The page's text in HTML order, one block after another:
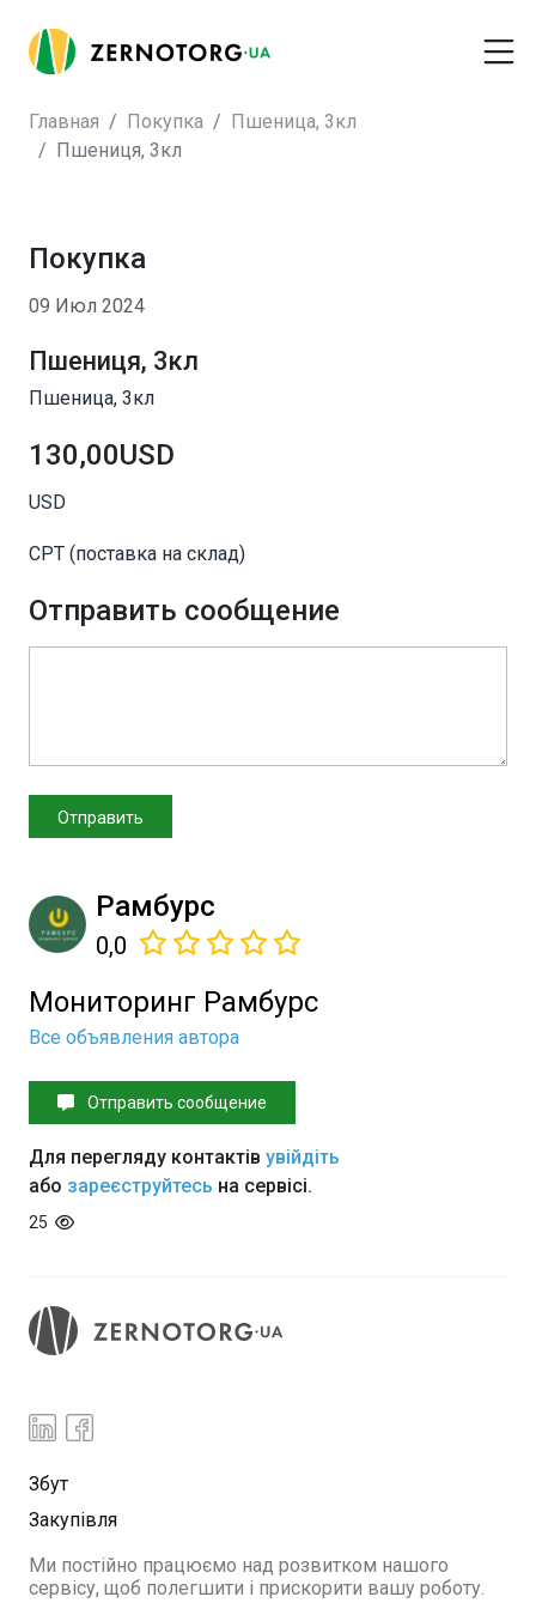
Главная Покупка
Пшеница, 3кл
Пшениця, 3кл
Покупка
09 Июл 2024
Пшениця, 3кл
Пшеница, 3кл
130,00USD
USD
CPT (поставка на склад)
Отправить сообщение
Рамбурс
0,0
Мониторинг Рамбурс
Все объявления автора
Отправить сообщение
Для перегляду контактів увійдіть
або зареєструйтесь на сервісі.
25
Збут
Закупівля
Ми постійно працюємо над розвитком нашого
сервісу, щоб полегшити і прискорити вашу роботу.